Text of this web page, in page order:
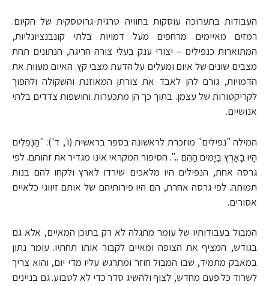
העבודות בתערוכה עוסקות בחוויה טרגית-גרוטסקית של הקיום.
רמזים מאיימים מרחפים מעל דמויות בלתי קונבנציונליות,
המתוארות כנפילים – יצורי ענק בעלי צורה חריגה, הנתונים תחת
מצבים שונים של איום ומעלים על הדעת מצבי קץ. האיום מעוות את
הדמויות, גורם להן לאבד את צורתן המאוזנת והשקולה ולהפוך
לקריקטורות של עצמן. בתוך כך הן מתכערות וחושפות צדדים בלתי
אנושיים.
המילה "נפילים" מוזכרת לראשונה בספר בראשית (ו', ד'): "הַנְּפִלִים
הָיוּ בָאָרֶץ בַּיָּמִים הָהֵם ...". הסיפור המקראי אינו מגדיר את זהותם. לפי
גרסה אחת, הנפילים היו מלאכים שירדו לארץ ולקחו להם בנות
תמותה. לפי גרסה אחרת, הם היו פירותיהם של אותם זיווגי כלאיים
אסורים.
המבול בעבודותיו של עומר מתגלה לא רק בתוכן המאיים, אלא גם
בגודש, המציף את הצופה ומאיים לקבור אותו תחתיו. עומר נתון
במאבק מתמיד, שבו המבול חוזר ומתרגש עליו מדי יום, והוא צריך
לשרוד כל פעם מחדש, לצוף ולהשיג סדר כדי לא לטבוע. גם בניינים